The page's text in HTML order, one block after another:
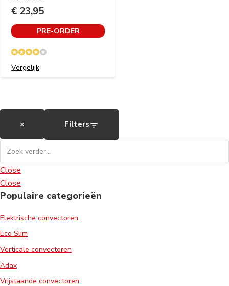
€ 23,95
PRE-ORDER
Vergelijk
× Filters
Close
Close
Populaire categorieën
Elektrische convectoren
Eco Slim
Verticale convectoren
Adax
Vrijstaande convectoren